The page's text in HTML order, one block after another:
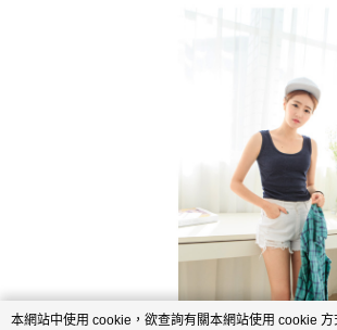
本網站中使用 cookie，欲查詢有關本網站使用 cookie